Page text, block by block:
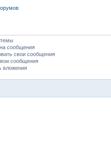
темы
сообщения
свои сообщения
сообщения
вложения